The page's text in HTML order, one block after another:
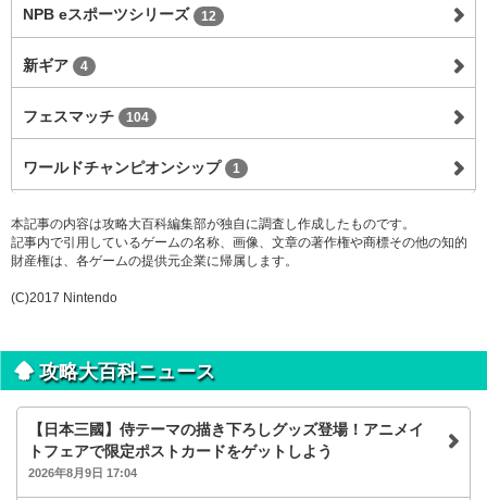
NPB eスポーツシリーズ 12
新ギア 4
フェスマッチ 104
ワールドチャンピオンシップ 1
本記事の内容は攻略大百科編集部が独自に調査し作成したものです。
記事内で引用しているゲームの名称、画像、文章の著作権や商標その他の知的
財産権は、各ゲームの提供元企業に帰属します。
(C)2017 Nintendo
攻略大百科ニュース
【日本三國】侍テーマの描き下ろしグッズ登場！アニメイ
トフェアで限定ポストカードをゲットしよう
2026年8月9日 17:04